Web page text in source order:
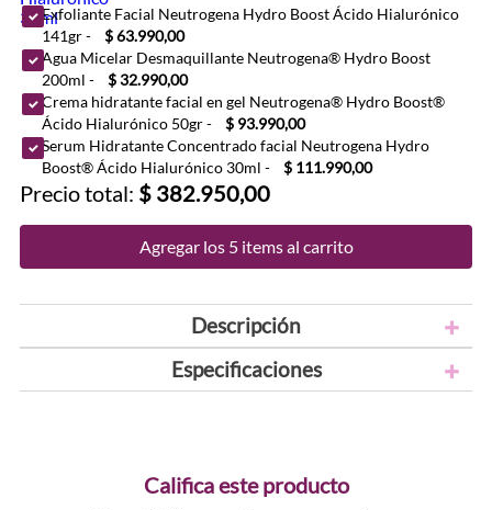
Exfoliante Facial Neutrogena Hydro Boost Ácido Hialurónico
141gr-
$ 63.990,00
Agua Micelar Desmaquillante Neutrogena® Hydro Boost
200ml -
$ 32.990,00
Crema hidratante facial en gel Neutrogena® Hydro Boost®
Ácido Hialurónico 50gr-
$ 93.990,00
Serum Hidratante Concentrado facial Neutrogena Hydro
Boost® Ácido Hialurónico 30ml - $ 111.990,00
Precio total: $ 382.950,00
Agregar los 5 items al carrito
Descripción
Especificaciones
Califica este producto